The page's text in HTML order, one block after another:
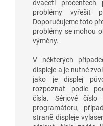
dvaceti
problémy vyřešit
Doporučujeme toto
problémy se mohou
výměny.
V některých
displeje a je nutné
jako je displej
rozpoznat podle
čísla. Sériové číslo
programátoru,
straně displeje